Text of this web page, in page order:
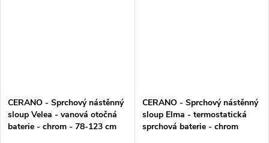
CERANO - Sprchový nástěnný
sloup Velea - vanová otočná
baterie - chrom - 78-123 cm
CERANO - Sprchový nástěnný
sloup Elma - termostatická
sprchová baterie - chrom